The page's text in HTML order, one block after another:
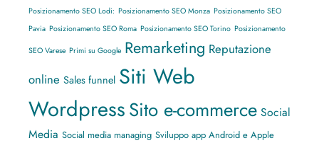
Posizionamento SEO Lodi: Posizionamento SEO Monza Posizionamento SEO
Pavia Posizionamento SEO Roma Posizionamento SEO Torino Posizionamento
SEO Varese Primi su Google Remarketing Reputazione
online Sales funnel Siti Web
WordpressSito e-commerce Social
Media Social media managing Sviluppo app Android e Apple